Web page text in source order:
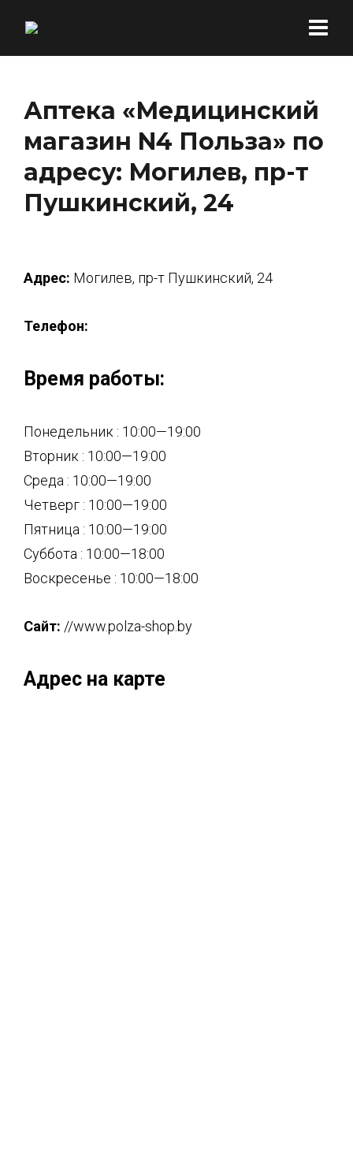
Аптека «Медицинский
магазин N4 Польза» по
адресу: Могилев, пр-т
Пушкинский, 24
Адрес: Могилев, пр-т Пушкинский, 24
Телефон:
Время работы:
Понедельник : 10:00—19:00
Вторник : 10:00—19:00
Среда : 10:00—19:00
Четверг : 10:00—19:00
Пятница : 10:00—19:00
Суббота : 10:00—18:00
Воскресенье : 10:00—18:00
Сайт: //www.polza-shop.by
Адрес на карте